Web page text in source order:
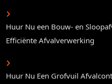
Huur Nu een Bouw- en
Efficiënte Afvalverwerking
Huur Nu Een Grofvuil